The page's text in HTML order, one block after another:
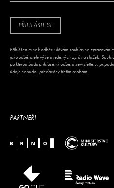
PŘIHLÁSIT SE
Přihlášením se k odběru dávám souhlas se
jako odběratele výše uvedených zpráv a služeb.
po kterou budu přihlášen k odběru newsletteru,
údaje nebudou předávány třetím osobám.
PARTNEŘI